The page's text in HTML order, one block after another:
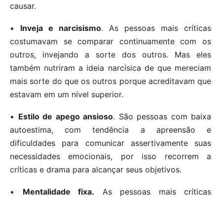
causar.
• Inveja e narcisismo. As pessoas mais críticas
costumavam se comparar continuamente com os
outros, invejando a sorte dos outros. Mas eles
também nutriram a ideia narcísica de que mereciam
mais sorte do que os outros porque acreditavam que
estavam em um nível superior.
• Estilo de apego ansioso. São pessoas com baixa
autoestima, com tendência a apreensão e
dificuldades para comunicar assertivamente suas
necessidades emocionais, por isso recorrem a
críticas e drama para alcançar seus objetivos.
• Mentalidade fixa. As pessoas mais críticas